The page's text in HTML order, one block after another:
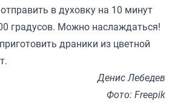
в духовку на 10 минут
градусов. Можно наслаждаться!
драники из цветной
.
Денис Лебедев
Фото: Freepik